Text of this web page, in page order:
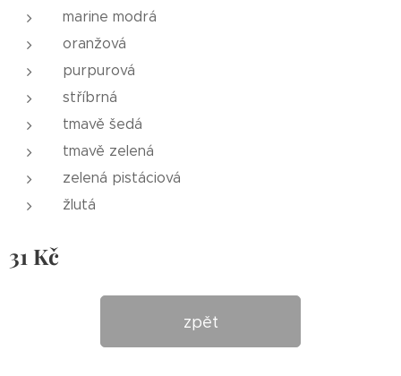
marine modrá
oranžová
purpurová
stříbrná
tmavě šedá
tmavě zelená
zelená pistáciová
žlutá
31 Kč
zpět